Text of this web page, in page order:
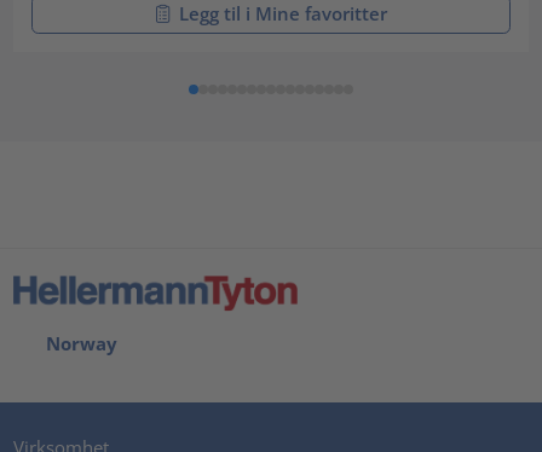
Legg til i Mine favoritter
Norway
Virksomhet